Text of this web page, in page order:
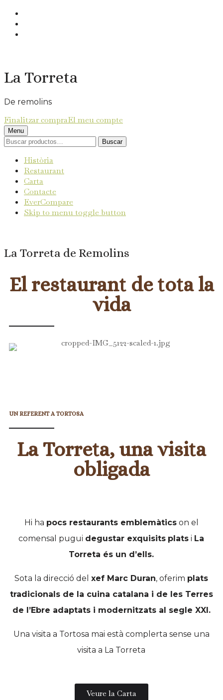
La Torreta
De remolins
Finalitzar compraEl meu compte
Menu
Buscar
Història
Restaurant
Carta
Contacte
EverCompare
Skip to menu toggle button
La Torreta de Remolins
El restaurant de tota la
vida
UN REFERENT A TORTOSA
La Torreta, una visita
obligada
Hi ha pocs restaurants emblemàticson el
comensal pugui degustar exquisits plats i La
Torreta és un d’ells.
Sota la direcció delxef Marc Duran, oferim plats
tradicionals de la cuina catalana i de les Terres
de l’Ebre adaptats i modernitzats al segle XXI.
Una visita a Tortosa mai està complerta sense una
visita a La Torreta
Veure la Carta